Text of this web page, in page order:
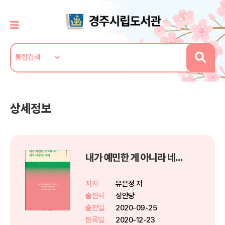
상세정보
내가 예민한 게 아니라 네가 너무한 거야
저자
유은정 저
출판사
성안당
출판일
2020-09-25
등록일
2020-12-23